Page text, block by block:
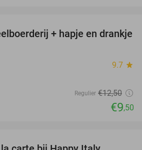
24%
+ hapje en drankje
9.7 star
Regulier €12,50
€9,50